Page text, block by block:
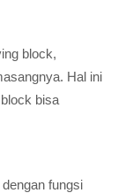
block,
Hal ini
bisa
fungsi